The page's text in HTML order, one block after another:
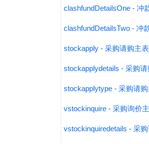
clashfundDetailsOne - 冲
clashfundDetailsTwo - 冲
stockapply - 采购请购主表
stockapplydetails - 采购
stockapplytype - 采购请
vstockinquire - 采购询价
vstockinquiredetails - 采